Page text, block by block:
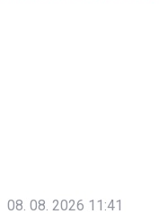
08. 08. 2026 11:41